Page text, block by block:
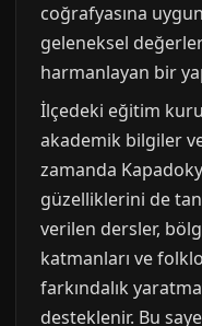
coğrafyasına
geleneksel
harmanlayan bir
İlçedeki eğitim
akademik bilgiler
zamanda
güzelliklerini de
verilen dersler,
katmanları ve
farkındalık
desteklenir. Bu